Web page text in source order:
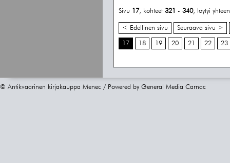
Sivu 17, kohteet 321 - 340, löytyi
< Edellinen sivu Seuraava sivu >
17 18 19 20 21 22 23
© Antikvaarinen kirjakauppa Menec / Powered by General Media Carnac